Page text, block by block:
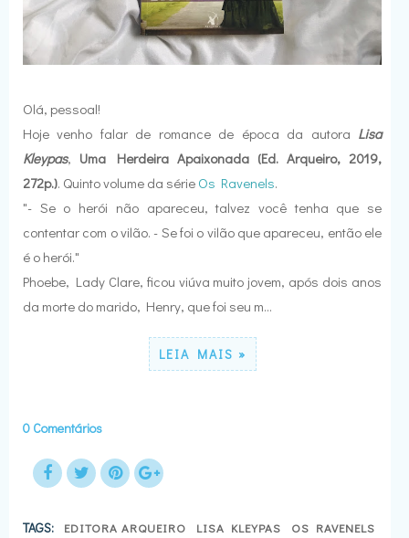
Olá, pessoal!
Hoje venho falar de romance de época da autora Lisa
Kleypas, Uma Herdeira Apaixonada (Ed. Arqueiro, 2019,
272p.). Quinto volume da série Os Ravenels.
"- Se o herói não apareceu, talvez você tenha que se
contentar com o vilão. - Se foi o vilão que apareceu, então ele
é o herói."
Phoebe, Lady Clare, ficou viúva muito jovem, após dois anos
da morte do marido, Henry, que foi seu m…
LEIA MAIS »
0 Comentários
TAGS: EDITORA ARQUEIRO LISA KLEYPAS
OS RAVENELS